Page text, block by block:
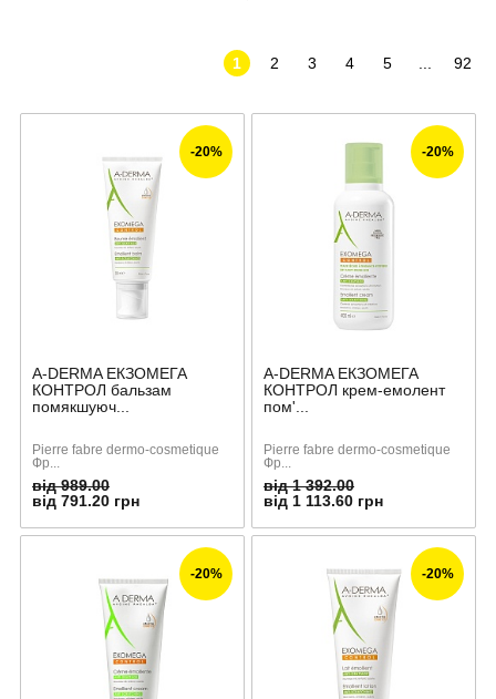
1 2 3 4 5 92
-20%
A-DERMA ЕКЗОМЕГА
КОНТРОЛ бальзам
помякшуюч...
Pierre fabre dermo-cosmetique
Фр...
від 989.00
від 791.20 грн
-20%
A-DERMA ЕКЗОМЕГА
КОНТРОЛ крем-емолент
пом'...
Pierre fabre dermo-cosmetique
Фр...
від 1 392.00
від 1 113.60 грн
-20% -20%